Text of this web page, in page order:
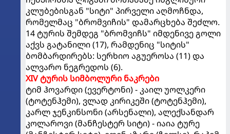
კლუბებისგან "სიტი" პირველი აღმოჩნდა,
რომელმაც "ბრომვიჩის" დამარცხება შეძლო.
14 ტურის შემდეგ "ბრომვიჩს" იმდენივე გოლი
აქვს გატანილი (17), რამდენიც "სიტის"
ბომბარდირებს: სერხიო აგუეროსა (11) და
ალვარო ნეგრედოს (6).
XIV ტურის სიმბოლური ნაკრები
ტიმ ჰოვარდი (ევერტონი) - კაილ უოლკერი
(ტოტენჰემი), ვლად კირიკეში (ტოტენჰემი),
კარლ ჯენკინსონი (არსენალი), ალექსანდარ
კოლაროვი (მანჩესტერ სიტი) - იაია ტურე